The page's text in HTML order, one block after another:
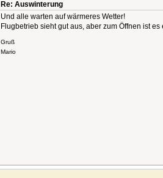
Re: Auswinterung
Und alle warten auf wärmeres Wetter!
Flugbetrieb sieht gut aus, aber zum Öffnen ist
Gruß
Mario